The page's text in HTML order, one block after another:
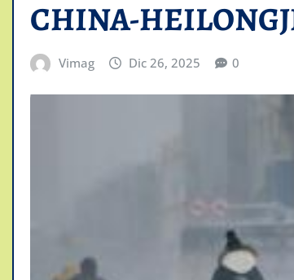
CHINA-
Vimag Dic 26, 2025 0